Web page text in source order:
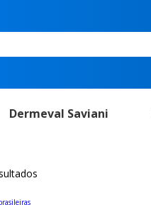
Dermeval Saviani